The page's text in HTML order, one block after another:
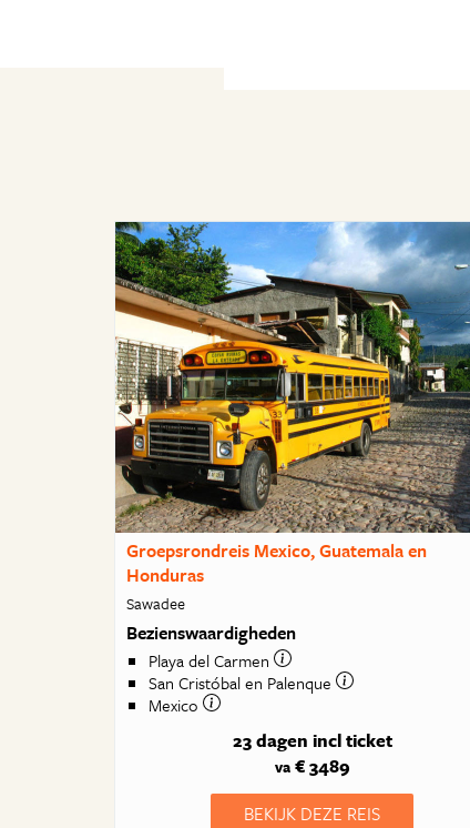
Groepsrondreis Mexico, Guatemala en
Honduras
Sawadee
Bezienswaardigheden
Playa del Carmen
San Cristóbal en Palenque
Mexico
23 dagen incl ticket
va€ 3489
BEKIJK DEZE REIS